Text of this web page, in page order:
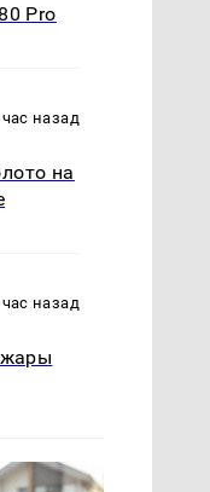
Pro
час назад
на
час назад
жары